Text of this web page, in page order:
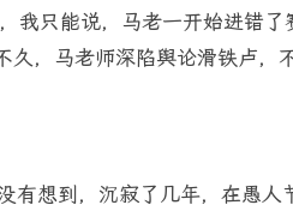
我只能说，马老一开始进错
久，马老师深陷舆论滑铁卢，
有想到，沉寂了几年，在愚人